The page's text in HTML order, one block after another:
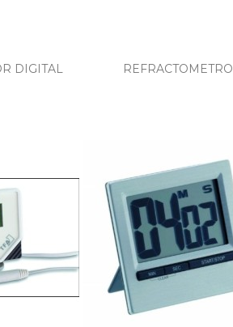
DIGITAL REFRACTOMETRO